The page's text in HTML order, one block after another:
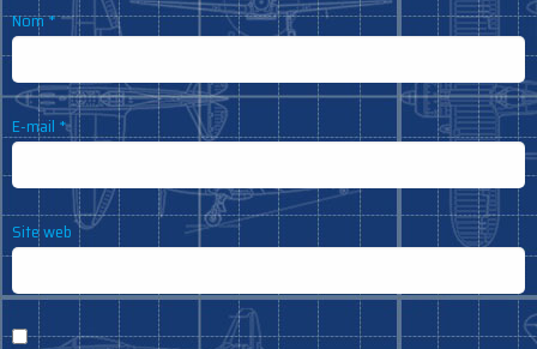
Nom*
E-mail *
Site web